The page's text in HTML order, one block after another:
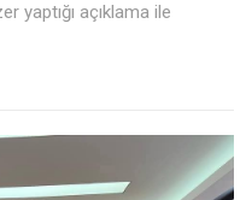
yaptığı açıklama ile